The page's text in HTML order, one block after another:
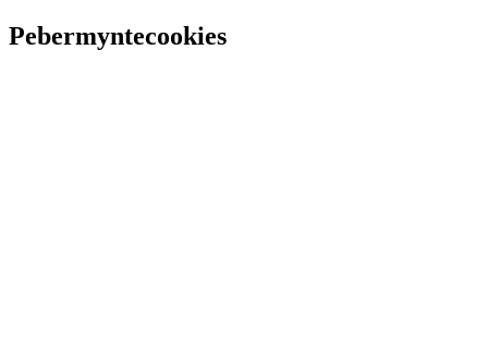
Pebermyntecookies